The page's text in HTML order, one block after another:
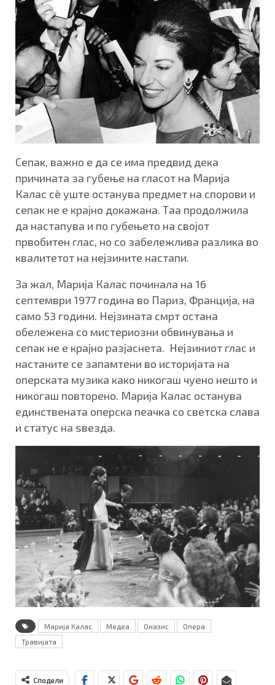
Сепак, важно е да се има предвид дека
причината за губење на гласот на Марија
Калас сè уште останува предмет на спорови и
сепак не е крајно докажана. Таа продолжила
да настапува и по губењето на својот
првобитен глас, но со забележлива разлика во
квалитетот на нејзините настапи.
За жал, Марија Калас починала на 16
септември 1977 година во Париз, Франција, на
само 53 години. Нејзината смрт остана
обележена со мистериозни обвинувања и
сепак не е крајно разјаснета. Нејзиниот глас и
настаните се запамтени во историјата на
оперската музика како никогаш чуено нешто и
никогаш повторено. Марија Калас останува
единствената оперска пеачка со светска слава
и статус на ѕвезда.
Марија Калас Медеа Оназис
Опера
Травијата
Сподели